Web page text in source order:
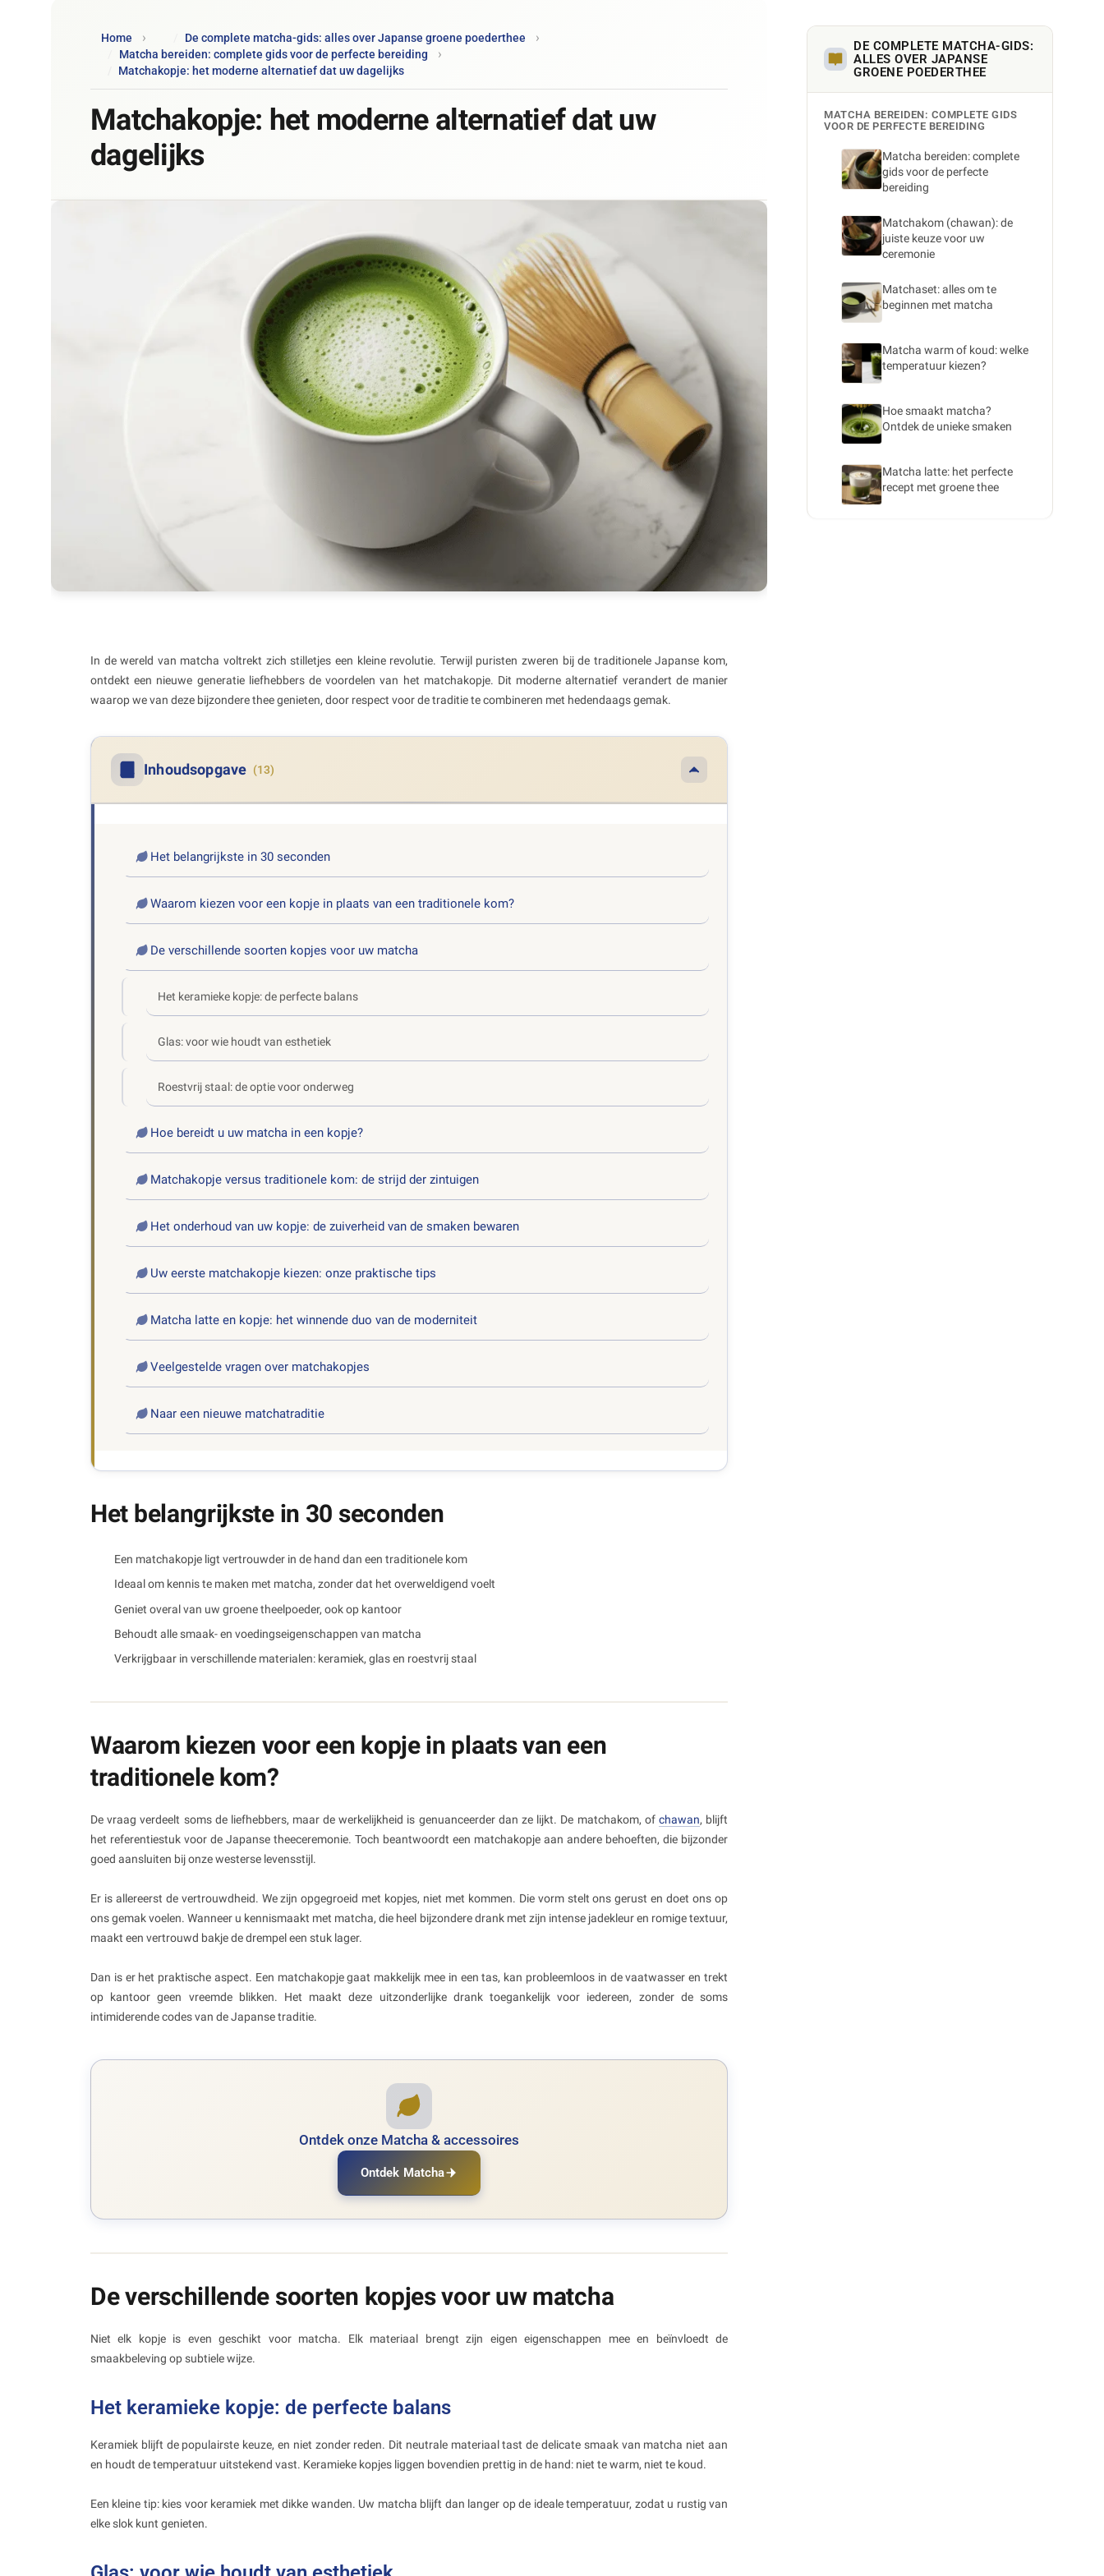
Home
De complete matcha-gids: alles over Japanse groene poederthee
Matcha bereiden: complete gids voor de perfecte bereiding
Matchakopje: het moderne alternatief dat uw dagelijks
Matchakopje: het moderne alternatief dat uw
dagelijks
In de wereld van matcha voltrekt zich stilletjes een kleine revolutie. Terwijl puristen zweren bij de traditionele Japanse kom,
ontdekt een nieuwe generatie liefhebbers de voordelen van het matchakopje. Dit moderne alternatief verandert de manier
waarop we van deze bijzondere thee genieten, door respect voor de traditie te combineren met hedendaags gemak.
Inhoudsopgave (13)
Het belangrijkste in 30 seconden
Waarom kiezen voor een kopje in plaats van een traditionele kom?
De verschillende soorten kopjes voor uw matcha
Het keramieke kopje: de perfecte balans
Glas: voor wie houdt van esthetiek
Roestvrij staal: de optie voor onderweg
Hoe bereidt u uw matcha in een kopje?
Matchakopje versus traditionele kom: de strijd der zintuigen
Het onderhoud van uw kopje: de zuiverheid van de smaken bewaren
Uw eerste matchakopje kiezen: onze praktische tips
Matcha latte en kopje: het winnende duo van de moderniteit
Veelgestelde vragen over matchakopjes
Naar een nieuwe matchatraditie
Het belangrijkste in 30 seconden
Een matchakopje ligt vertrouwder in de hand dan een traditionele kom
Ideaal om kennis te maken met matcha, zonder dat het overweldigend voelt
Geniet overal van uw groene theelpoeder, ook op kantoor
Behoudt alle smaak- en voedingseigenschappen van matcha
Verkrijgbaar in verschillende materialen: keramiek, glas en roestvrij staal
Waarom kiezen voor een kopje in plaats van een
traditionele kom?
De vraag verdeelt soms de liefhebbers, maar de werkelijkheid is genuanceerder dan ze lijkt. De matchakom, of chawan, blijft
het referentiestuk voor de Japanse theeceremonie. Toch beantwoordt een matchakopje aan andere behoeften, die bijzonder
goed aansluiten bij onze westerse levensstijl.
Er is allereerst de vertrouwdheid. We zijn opgegroeid met kopjes, niet met kommen. Die vorm stelt ons gerust en doet ons op
ons gemak voelen. Wanneer u kennismaakt met matcha, die heel bijzondere drank met zijn intense jadekleur en romige textuur,
maakt een vertrouwd bakje de drempel een stuk lager.
Dan is er het praktische aspect. Een matchakopje gaat makkelijk mee in een tas, kan probleemloos in de vaatwasser en trekt
op kantoor geen vreemde blikken. Het maakt deze uitzonderlijke drank toegankelijk voor iedereen, zonder de soms
intimiderende codes van de Japanse traditie.
Ontdek onze Matcha & accessoires
Ontdek Matcha
De verschillende soorten kopjes voor uw matcha
Niet elk kopje is even geschikt voor matcha. Elk materiaal brengt zijn eigen eigenschappen mee en beïnvloedt de
smaakbeleving op subtiele wijze.
Het keramieke kopje: de perfecte balans
Keramiek blijft de populairste keuze, en niet zonder reden. Dit neutrale materiaal tast de delicate smaak van matcha niet aan
en houdt de temperatuur uitstekend vast. Keramieke kopjes liggen bovendien prettig in de hand: niet te warm, niet te koud.
Een kleine tip: kies voor keramiek met dikke wanden. Uw matcha blijft dan langer op de ideale temperatuur, zodat u rustig van
elke slok kunt genieten.
DE COMPLETE MATCHA-GIDS:
ALLES OVER JAPANSE
GROENE POEDERTHEE
MATCHA BEREIDEN: COMPLETE GIDS
VOOR DE PERFECTE BEREIDING
Matcha bereiden: complete
gids voor de perfecte
bereiding
Matchakom (chawan): de
juiste keuze voor uw
ceremonie
Matchaset: alles om te
beginnen met matcha
Matcha warm of koud: welke
temperatuur kiezen?
Hoe smaakt matcha?
Ontdek de unieke smaken
Matcha latte: het perfecte
recept met groene thee